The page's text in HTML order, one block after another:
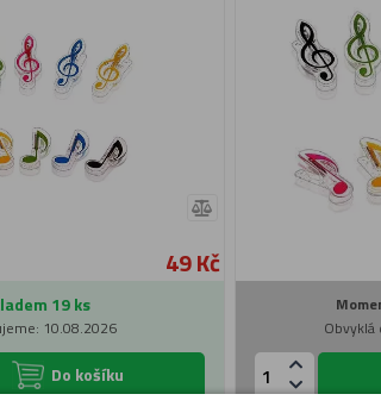
49 Kč
19 ks
10.08.2026
Do košíku
Obvyklá